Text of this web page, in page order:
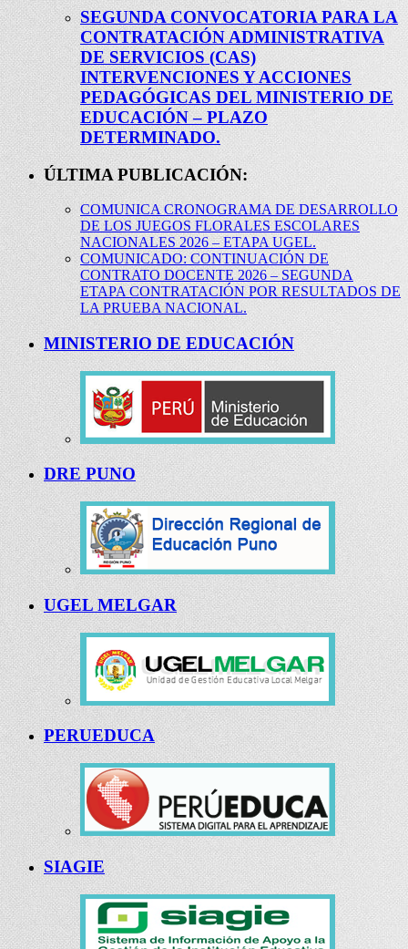
SEGUNDA CONVOCATORIA PARA LA
CONTRATACIÓN ADMINISTRATIVA
DE SERVICIOS (CAS)
INTERVENCIONES Y ACCIONES
PEDAGÓGICAS DEL MINISTERIO DE
EDUCACIÓN – PLAZO
DETERMINADO.
ÚLTIMA PUBLICACIÓN:
COMUNICA CRONOGRAMA DE DESARROLLO
DE LOS JUEGOS FLORALES ESCOLARES
NACIONALES 2026 – ETAPA UGEL.
COMUNICADO: CONTINUACIÓN DE
CONTRATO DOCENTE 2026 – SEGUNDA
ETAPA CONTRATACIÓN POR RESULTADOS DE
LA PRUEBA NACIONAL.
MINISTERIO DE EDUCACIÓN
DRE PUNO
UGEL MELGAR
PERUEDUCA
SIAGIE